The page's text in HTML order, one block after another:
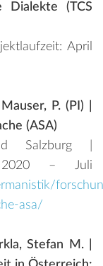
Dialekte (TCS
April
P. (PI) |
(ASA)
Salzburg |
2020 – Juli
asa/
Stefan M. |